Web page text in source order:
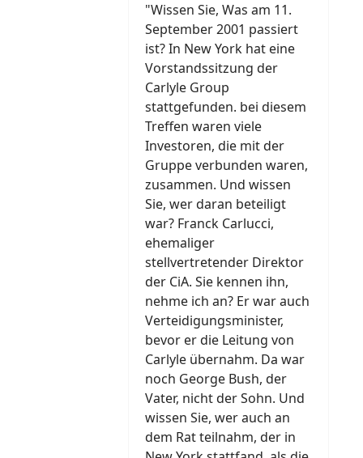
"Wissen Sie, Was am 11.
September 2001 passiert
ist? In New York hat eine
Vorstandssitzung der
Carlyle Group
stattgefunden. bei diesem
Treffen waren viele
Investoren, die mit der
Gruppe verbunden waren,
zusammen. Und wissen
Sie, wer daran beteiligt
war? Franck Carlucci,
ehemaliger
stellvertretender Direktor
der CiA. Sie kennen ihn,
nehme ich an? Er war auch
Verteidigungsminister,
bevor er die Leitung von
Carlyle übernahm. Da war
noch George Bush, der
Vater, nicht der Sohn. Und
wissen Sie, wer auch an
dem Rat teilnahm, der in